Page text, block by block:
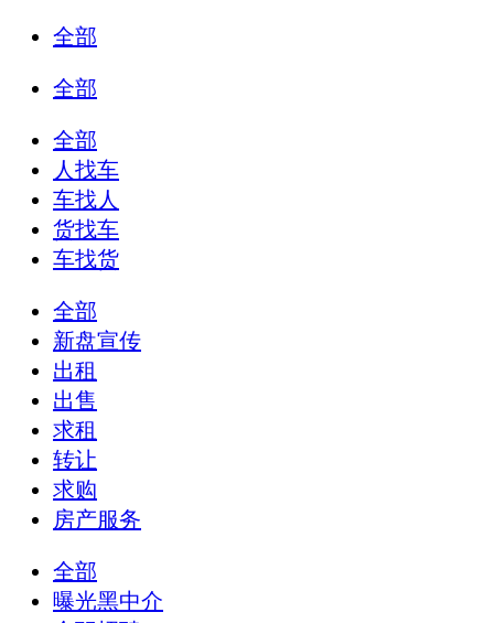
全部
全部
全部
人找车
车找人
货找车
车找货
全部
新盘宣传
出租
出售
求租
转让
求购
房产服务
全部
曝光黑中介